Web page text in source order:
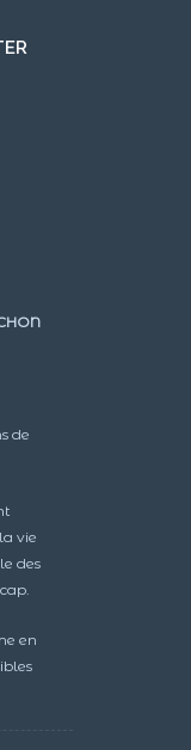
de
vie
des
en